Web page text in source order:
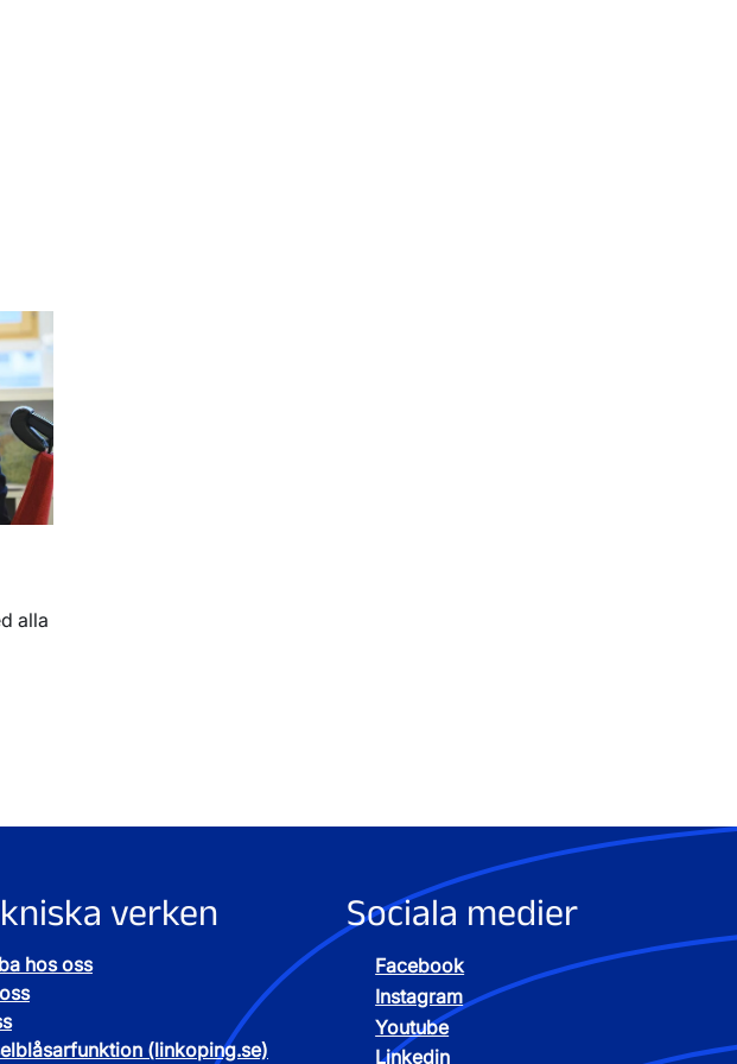
alla
verken
hos oss
(linkoping.se)
Sociala medier
Facebook
Instagram
Youtube
Linkedin